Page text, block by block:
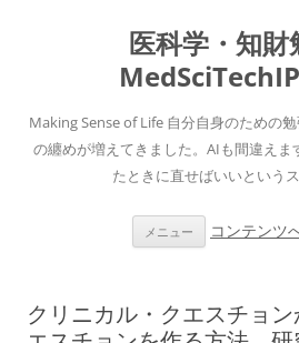
医科学・知財
Making Sense of Life 自分自身のための
の纏めが増えてきました。AIも間違え
たときに直せばいいというス
メニュー コンテンツ
クリニカル・クエスチョ